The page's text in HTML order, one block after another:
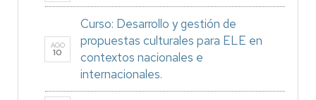
AGO
10
Curso: Desarrollo y gestión de
propuestas culturales para ELE en
contextos nacionales e
internacionales.